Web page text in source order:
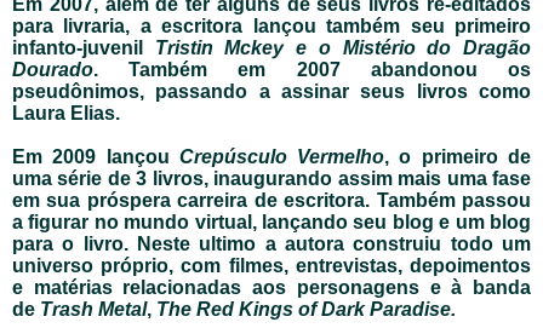
para livraria, a escritora lançou também seu primeiro
infanto-juvenil Tristin Mckey e o Mistério do Dragão
Dourado. Também em 2007 abandonou os
pseudônimos, passando a assinar seus livros como
Laura Elias.
Em 2009 lançou Crepúsculo Vermelho, o primeiro de
uma série de 3 livros, inaugurando assim mais uma fase
em sua próspera carreira de escritora. Também passou
a figurar no mundo virtual, lançando seu blog e um blog
para o livro. Neste ultimo a autora construiu todo um
universo próprio, com filmes, entrevistas, depoimentos
e matérias relacionadas aos personagens e à banda
de Trash Metal, The Red Kings of Dark Paradise.